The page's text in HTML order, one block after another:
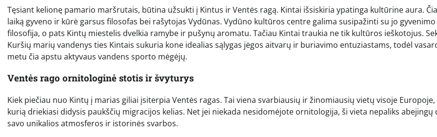
Tęsiant kelionę pamario maršrutais, būtina užsukti į Kintus ir Ventės ragą. Kintai išsiskiria ypatinga kultūrine aura.
laiką gyveno ir kūrė garsus filosofas bei rašytojas Vydūnas. Vydūno kultūros centre galima susipažinti su jo gyvenimo
filosofija, o pats Kintų miestelis dvelkia ramybe ir pušynų aromatu. Tačiau Kintai traukia ne tik kultūros ieškotojus.
Kuršių marių vandenys ties Kintais sukuria kone idealias sąlygas jėgos aitvarų ir buriavimo entuziastams, todėl
metu čia apstu aktyvaus vandens sporto mėgėjų.
Ventės rago ornitologinė stotis ir švyturys
Kiek piečiau nuo Kintų į marias giliai įsiterpia Ventės ragas. Tai viena svarbiausių ir žinomiausių vietų visoje
kurią driekiasi didysis paukščių migracijos kelias. Net jei niekada nesidomėjote ornitologija, ši vieta nepaliks abejingų
savo unikalios atmosferos ir istorinės svarbos.